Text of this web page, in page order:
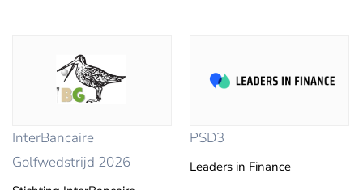
InterBancaire
Golfwedstrijd 2026
PSD3
Leaders in Finance